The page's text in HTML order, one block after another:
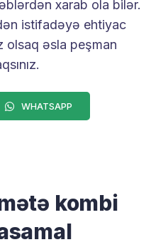
xarab ola bilər.
istifadəyə ehtiyac
olsaq əsla peşman
WHATSAPP
kombi